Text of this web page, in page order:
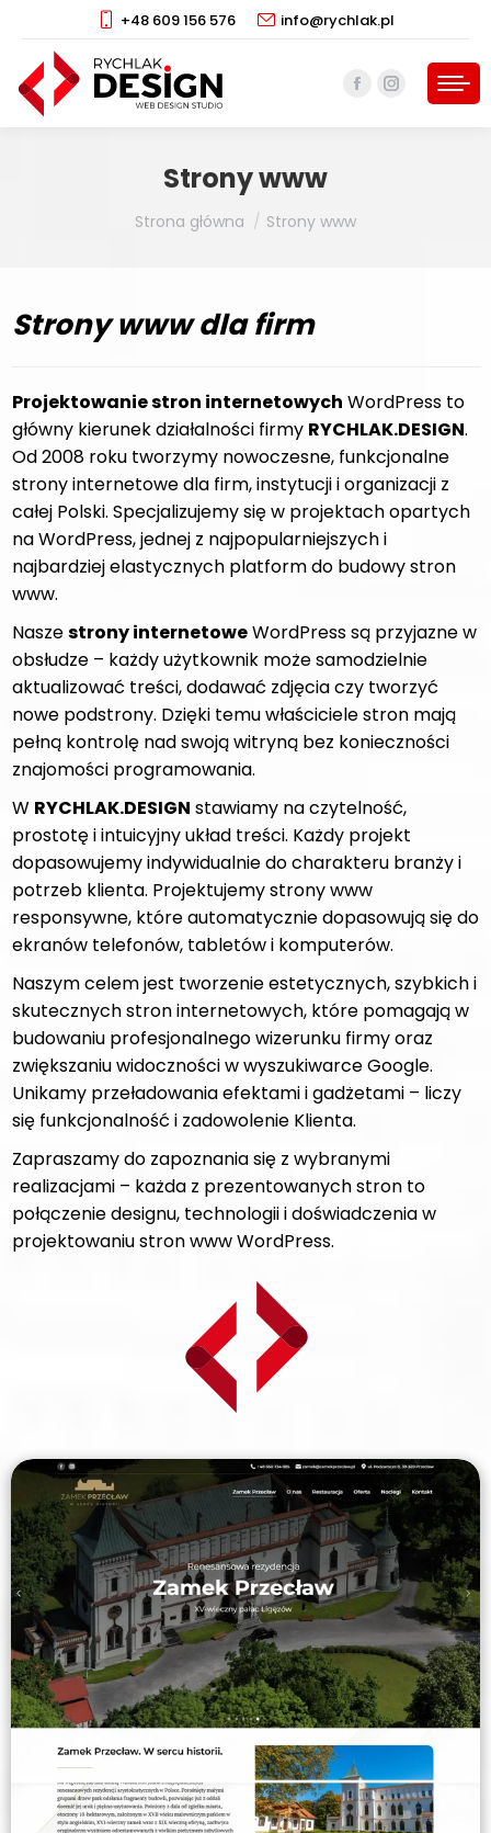
+48 609 156 576 info@rychlak.pl
Facebook
Instagram
Strony www
Jesteś tutaj:
Strona główna Strony www
Strony www dla firm
Projektowanie stron internetowych WordPress to
główny kierunek działalności firmy RYCHLAK.DESIGN.
Od 2008 roku tworzymy nowoczesne, funkcjonalne
strony internetowe dla firm, instytucji i organizacji z
całej Polski. Specjalizujemy się w projektach opartych
na WordPress, jednej z najpopularniejszych i
najbardziej elastycznych platform do budowy stron
www.
Naszestrony internetoweWordPress są przyjazne w
obsłudze – każdy użytkownik może samodzielnie
aktualizować treści, dodawać zdjęcia czy tworzyć
nowe podstrony. Dzięki temu właściciele stron mają
pełną kontrolę nad swoją witryną bez konieczności
znajomości programowania.
W RYCHLAK.DESIGN stawiamy na czytelność,
prostotę i intuicyjny układ treści. Każdy projekt
dopasowujemy indywidualnie do charakteru branży i
potrzeb klienta. Projektujemy strony www
responsywne, które automatycznie dopasowują się do
ekranów telefonów, tabletów i komputerów.
Naszym celem jest tworzenie estetycznych, szybkich i
skutecznych stron internetowych, które pomagają w
budowaniu profesjonalnego wizerunku firmy oraz
zwiększaniu widoczności w wyszukiwarce Google.
Unikamy przeładowania efektami i gadżetami – liczy
się funkcjonalność i zadowolenie Klienta.
Zapraszamy do zapoznania się z wybranymi
realizacjami – każda z prezentowanych stron to
połączenie designu, technologii i doświadczenia w
projektowaniu stron www WordPress.